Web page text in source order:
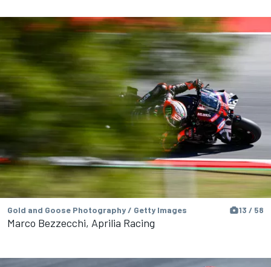
Gold and Goose Photography / Getty Images 13 / 58
Marco Bezzecchi, Aprilia Racing